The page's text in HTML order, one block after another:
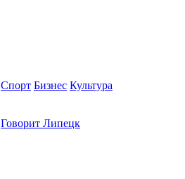
Спорт Бизнес Культура
Говорит Липецк